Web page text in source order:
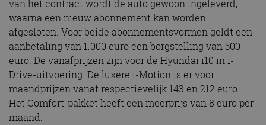
van het contract wordt de auto gewoon ingeleverd,
waarna een nieuw abonnement kan worden
afgesloten. Voor beide abonnementsvormen geldt een
aanbetaling van 1.000 euro een borgstelling van 500
euro. De vanafprijzen zijn voor de Hyundai i10 in i-
Drive-uitvoering. De luxere i-Motion is er voor
maandprijzen vanaf respectievelijk 143 en 212 euro.
Het Comfort-pakket heeft een meerprijs van 8 euro per
maand.